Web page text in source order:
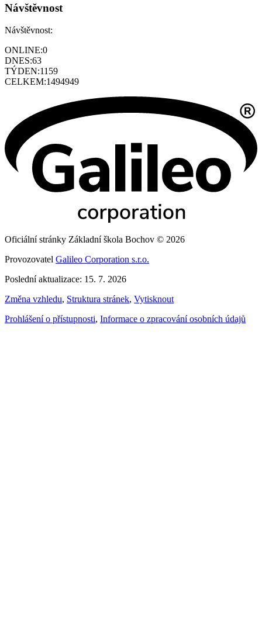
Návštěvnost
Návštěvnost:
ONLINE:0
DNES:63
TÝDEN:1159
CELKEM:1494949
Oficiální stránky Základní škola Bochov © 2026
Provozovatel Galileo Corporation s.r.o.
Poslední aktualizace: 15. 7. 2026
Změna vzhledu, Struktura stránek, Vytisknout
Prohlášení o přístupnosti, Informace o zpracování osobních údajů